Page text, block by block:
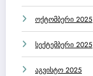
ოქტომბერი 2025
სექტემბერი 2025
აგვისტო 2025